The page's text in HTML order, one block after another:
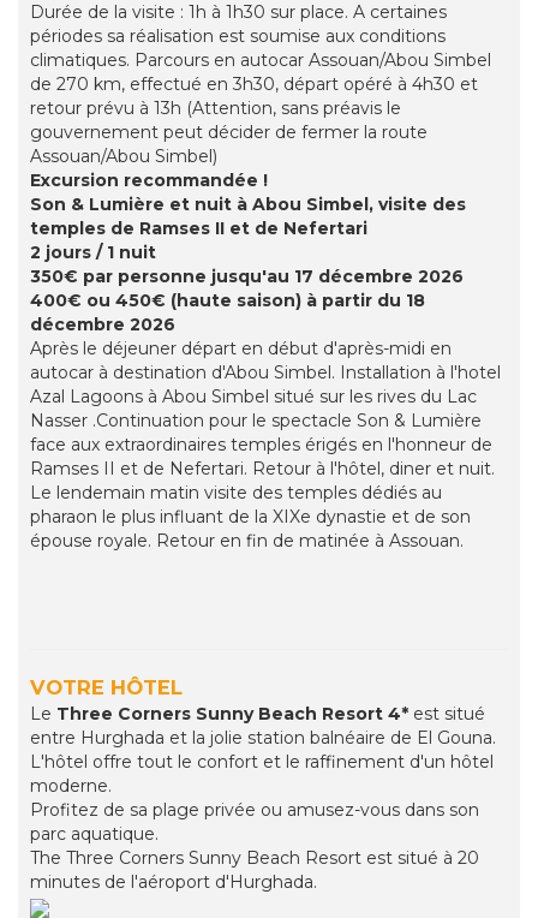
Durée de la visite : 1h à 1h30 sur place. A certaines
périodes sa réalisation est soumise aux conditions
climatiques. Parcours en autocar Assouan/Abou Simbel
de 270 km, effectué en 3h30, départ opéré à 4h30 et
retour prévu à 13h (Attention, sans préavis le
gouvernement peut décider de fermer la route
Assouan/Abou Simbel)
Excursion recommandée !
Son & Lumière et nuit à Abou Simbel, visite des
temples de Ramses II et de Nefertari
2 jours / 1 nuit
350€ par personne jusqu'au 17 décembre 2026
400€ ou 450€ (haute saison) à partir du 18
décembre 2026
Après le déjeuner départ en début d'après-midi en
autocar à destination d'Abou Simbel. Installation à l'hotel
Azal Lagoons à Abou Simbel situé sur les rives du Lac
Nasser .Continuation pour le spectacle Son & Lumière
face aux extraordinaires temples érigés en l'honneur de
Ramses II et de Nefertari. Retour à l'hôtel, diner et nuit.
Le lendemain matin visite des temples dédiés au
pharaon le plus influant de la XIXe dynastie et de son
épouse royale. Retour en fin de matinée à Assouan.
VOTRE HÔTEL
Le Three Corners Sunny Beach Resort 4* est situé
entre Hurghada et la jolie station balnéaire de El Gouna.
L'hôtel offre tout le confort et le raffinement d'un hôtel
moderne.
Profitez de sa plage privée ou amusez-vous dans son
parc aquatique.
The Three Corners Sunny Beach Resort est situé à 20
minutes de l'aéroport d'Hurghada.